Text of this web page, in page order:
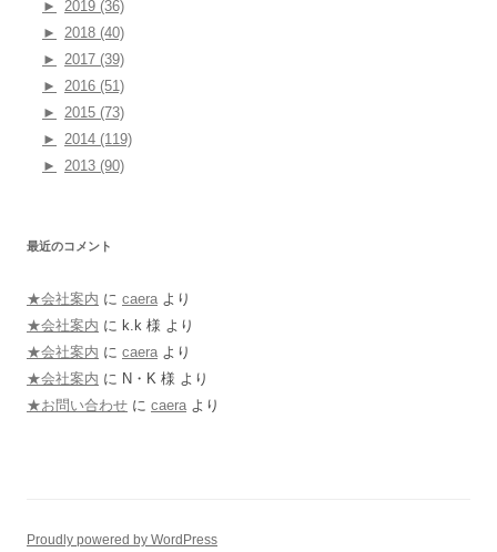
►
2019 (36)
►
2018 (40)
►
2017 (39)
►
2016 (51)
►
2015 (73)
►
2014 (119)
►
2013 (90)
最近のコメント
★会社案内 に caera より
★会社案内 に k.k 様 より
★会社案内 に caera より
★会社案内 に N・K 様 より
★お問い合わせ に caera より
Proudly powered by WordPress